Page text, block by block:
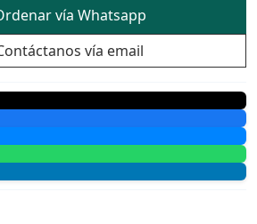
vía Whatsapp
vía email